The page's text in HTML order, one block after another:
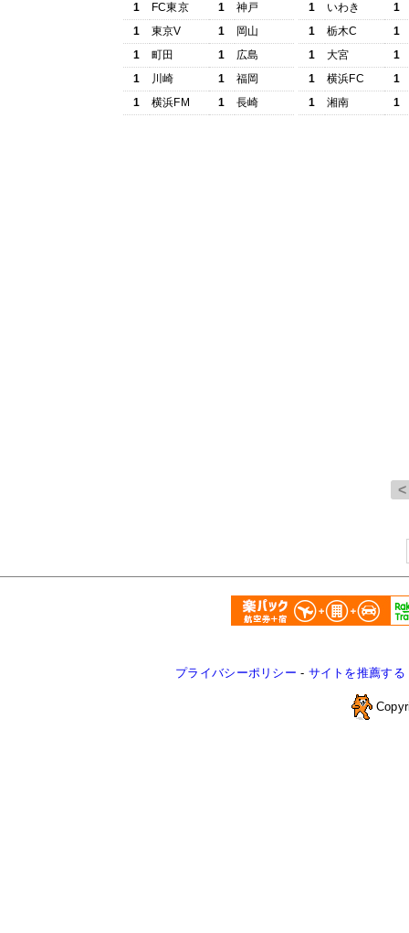
1
FC東京 1
神戸
1
東京V 1
岡山
1
町田 1
広島
1
川崎 1
福岡
1
横浜FM 1 長崎
1
いわき
1
1
栃木C
1
1
大宮
1
1
横浜FC
1
1
湘南 1
プライバシーポリシー - サイトを推薦する